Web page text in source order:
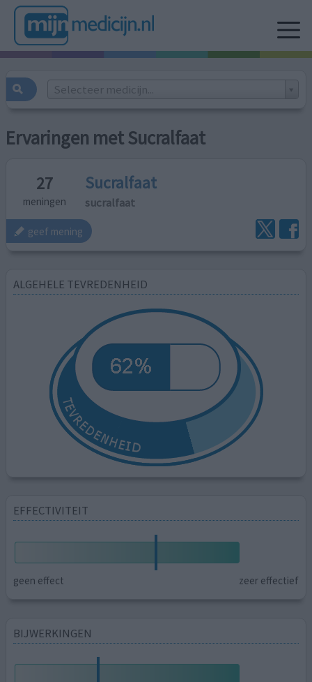
Selecteer medicijn...
Ervaringen met Sucralfaat
27
meningen
Sucralfaat
sucralfaat
geef mening
ALGEHELE TEVREDENHEID
EFFECTIVITEIT
geen effect zeer effectief
BIJWERKINGEN